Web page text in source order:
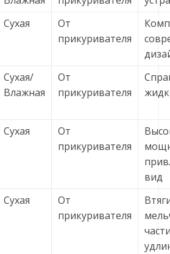
Сухая
От
прикуривателя
Сухая/
Влажная
От
прикуривателя
Сухая
От
прикуривателя
вид
Сухая
От
прикуривателя